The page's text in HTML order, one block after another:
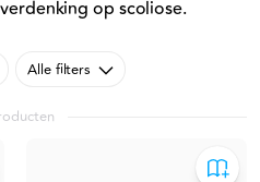
op scoliose.
Alle filters